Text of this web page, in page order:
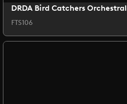
DRDA Bird Catchers Orchestral
FTS106